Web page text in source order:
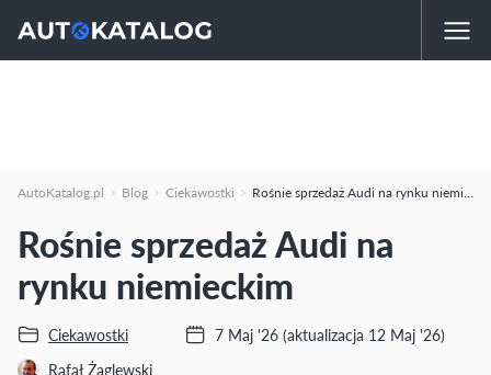
AutoKatalog.pl Blog Ciekawostki Rośnie sprzedaż Audi na rynku niemieckim
Rośnie sprzedaż Audi na
rynku niemieckim
Ciekawostki
Rafał Żaglewski
7 Maj '26 (aktualizacja 12 Maj '26)